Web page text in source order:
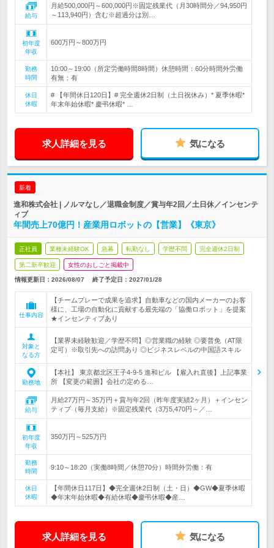
給与
月給500,000円～600,000円※固定残業代（月30時間分／94,950円
～113,940円）含む※超過分は別…
初年度
年収
600万円～800万円
勤務
時間
10:00～19:00（所定労働時間8時間）休憩時間：60分時間外労働
有無：有
休日
休暇
# 【年間休日120日】# 完全週休2日制（土日祝休み）* 夏季休暇*
年末年始休暇* 慶弔休暇* …
求人詳細を見る 気になる
新着
進和株式会社 | ノルマなし／退職金制度／賞与年2回／土日休／インセンテ
ィブ
年間売上70億円！産業用ロボットの【営業】《東京》
正社員 業種未経験OK 急募 転勤なし 学歴不問 完全週休2日制
第二新卒歓迎 女性のおしごと掲載中
情報更新日：2026/08/07 終了予定日： 2027/01/28
仕事内容
【チームプレーで成果を追求】自動車などの国内メーカーのお客
様に、工場の自動化に貢献する最先端の「協働ロボット」を提案
★インセンティブあり
対象と
なる方
【業界未経験歓迎／学歴不問】◎営業職の経験 ◎要普免（AT限
定可）※取引先への訪問あり ◎ビジネスレベルの中国語スキル
勤務地
【本社】 東京都北区王子4-9-5 進和ビル 【雇入れ直後】上記事業
所 【変更の範囲】会社の定める…
給与
月給27万円～35万円＋賞与年2回（昨年度実績2ヶ月）＋インセン
ティブ（毎月支給）※固定残業代（3万5,470円～／…
初年度
年収
350万円～525万円
勤務
時間
9:10～18:20（実働8時間／休憩70分）時間外労働：有
休日
休暇
【年間休日117日】◆完全週休2日制（土・日）◆GW◆夏季休暇
◆年末年始休暇◆有給休暇◆慶弔休暇◆産…
求人詳細を見る 気になる